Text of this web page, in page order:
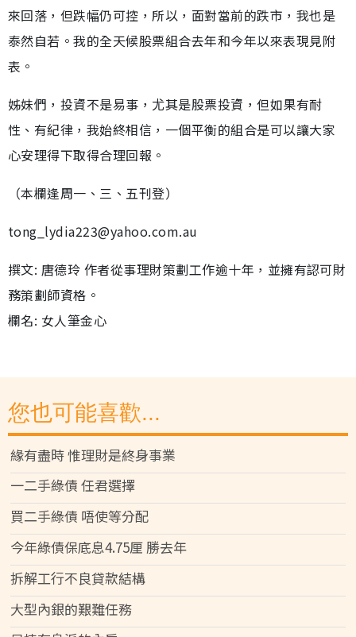
來回落，但跌幅仍可控，所以，面對當前的跌市，我也是
泰然自若。我的全天候股票組合去年和今年以來表現見附
表。
姊妹們，投資不是易事，尤其是股票投資，但如果有耐
性、有紀律，我始終相信，一個平衡的組合是可以讓大家
心安理得下取得合理回報。
（本欄逢周一、三、五刊登）
tong_lydia223@yahoo.com.au
撰文: 唐德玲 作者從事理財策劃工作逾十年，並擁有認可財
務策劃師資格。
欄名: 女人筆金心
您也可能喜歡...
緣有盡時 惟理財是終身事業
一二手綠債 任君選擇
買二手綠債 唔使等分配
今年綠債保底息4.75厘 勝去年
拆解工行不良貸款結構
大型內銀的艱難任務